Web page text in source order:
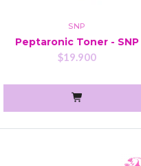
SNP
Peptaronic Toner - SNP
$19.900